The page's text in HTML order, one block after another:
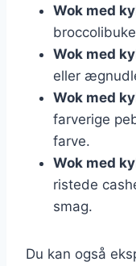
Wok med
Wok med
eller
Wok med
farverige
farve.
Wok med
ristede
smag.
Du kan også